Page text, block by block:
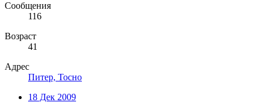
Сообщения
116
Возраст
41
Адрес
Питер, Тосно
18 Дек 2009